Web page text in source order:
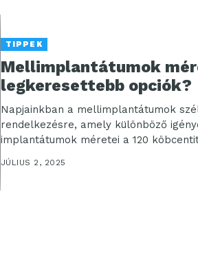
TIPPEK
Mellimplantátumok
legkeresettebb opciók?
Napjainkban a mellimplantátumok
rendelkezésre, amely különböző
implantátumok méretei a 120
terjednek, de...
JÚLIUS 2, 2025